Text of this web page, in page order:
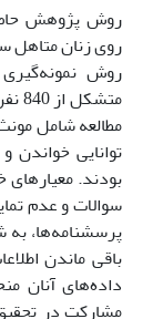
روش پژوهش
روی زنان متاهل
روش
مطالعه شامل
توانایی
بودند. معیارهای
سوالات و عدم
پرسشنامه‌ها،
باقی ماندن
داده‌های آنان
مشارکت در